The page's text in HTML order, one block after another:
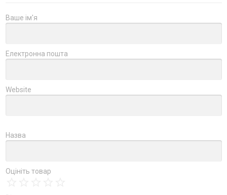
Ваше ім'я
Електронна пошта
Website
Назва
Оцініть товар